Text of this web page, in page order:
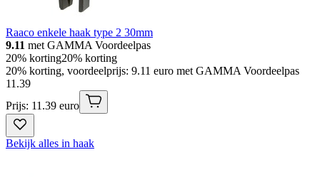
Raaco enkele haak type 2 30mm
9.11 met GAMMA Voordeelpas
20% korting20% korting
20% korting, voordeelprijs: 9.11 euro met GAMMA Voordeelpas
11 .39
Prijs: 11.39 euro
Bekijk alles in haak